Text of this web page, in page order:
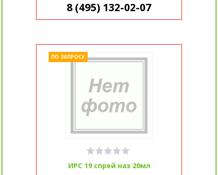
8 (495) 132-02-07
ИРС 19 спрей наз 20мл
ПО ЗАПРОСУ